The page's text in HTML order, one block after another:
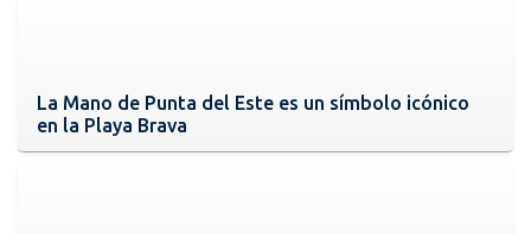
La Mano de Punta del Este es un símbolo icónico
en la Playa Brava